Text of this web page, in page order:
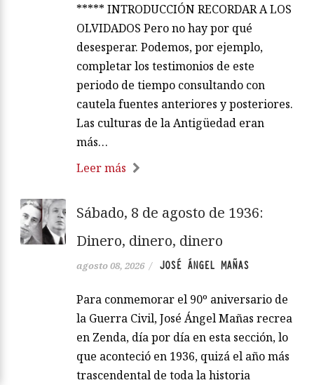
***** INTRODUCCIÓN RECORDAR A LOS
OLVIDADOS Pero no hay por qué
desesperar. Podemos, por ejemplo,
completar los testimonios de este
periodo de tiempo consultando con
cautela fuentes anteriores y posteriores.
Las culturas de la Antigüedad eran
más…
Leer más
Sábado, 8 de agosto de 1936:
Dinero, dinero, dinero
agosto 08, 2026 / JOSÉ ÁNGEL MAÑAS
Para conmemorar el 90º aniversario de
la Guerra Civil, José Ángel Mañas recrea
en Zenda, día por día en esta sección, lo
que aconteció en 1936, quizá el año más
trascendental de toda la historia